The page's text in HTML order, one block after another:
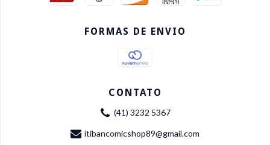
FORMAS DE ENVIO
CONTATO
(41) 3232 5367
itibancomicshop89@gmail.com